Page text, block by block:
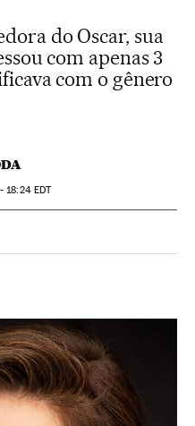
do Oscar, sua
com apenas 3
com o gênero
18:24EDT
Sociales